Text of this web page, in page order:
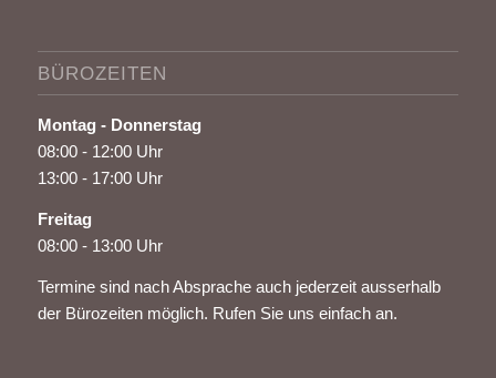
BÜROZEITEN
Montag - Donnerstag
08:00 - 12:00 Uhr
13:00 - 17:00 Uhr
Freitag
08:00 - 13:00 Uhr
Termine sind nach Absprache auch jederzeit ausserhalb
der Bürozeiten möglich. Rufen Sie uns einfach an.